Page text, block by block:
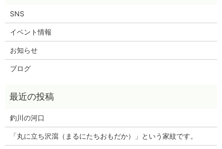
SNS
イベント情報
お知らせ
ブログ
釣川の河口
「丸に立ち沢瀉（まるにたちおもだか）」という家紋です。